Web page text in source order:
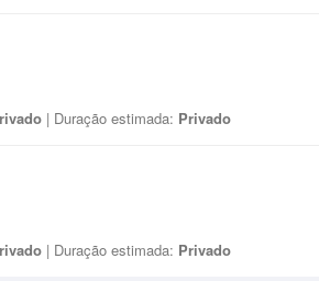
| Duração estimada: Privado
| Duração estimada: Privado